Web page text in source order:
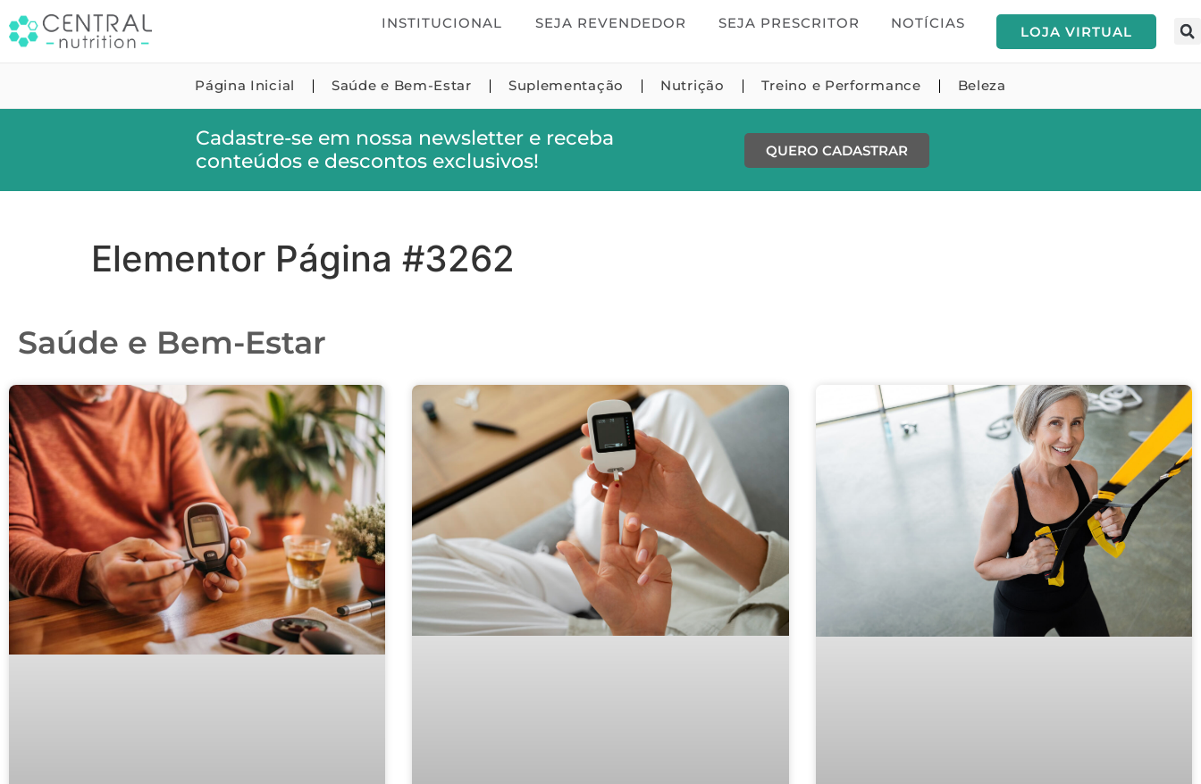
INSTITUCIONAL SEJA REVENDEDOR SEJA PRESCRITOR NOTÍCIAS LOJA VIRTUAL
Página Inicial Saúde e Bem-Estar Suplementação Nutrição Treino e Performance Beleza
Cadastre-se em nossa newsletter e receba
conteúdos e descontos exclusivos!
QUERO CADASTRAR
Elementor Página #3262
Saúde e Bem-Estar